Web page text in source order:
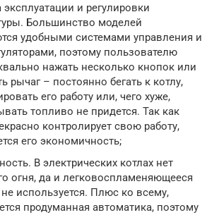
эксплуатации и регулировки
Большинство моделей
удобными системами управления и
поэтому пользователю
нажать несколько кнопок или
рычаг – постоянно бегать к котлу,
его работу или, чего хуже,
топливо не придется. Так как
контролирует свою работу,
его экономичность;
В электрических котлах нет
огня, да и легковоспламеняющееся
используется. Плюс ко всему,
продуманная автоматика, поэтому